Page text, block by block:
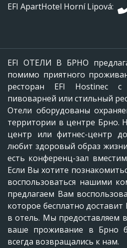
EFI ApartHotel Horní Lipová:
EFI ОТЕЛИ В БРНО
помимо приятного
ресторан EFI Hostinec с
пивоварней или стильный
Отели оборудованы
территории в центре Брно.
центр или фитнес-центр
любит здоровый образ
есть конференц-зал
Если Вы хотите
воспользоваться нашими
предлагаем Вам
которое бесплатно
в отель. Мы предоставляем
ваше проживание в Брно
всегда возвращались к нам.